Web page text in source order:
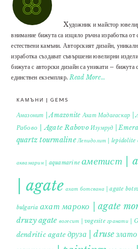
Xудожник и майстор
внимание бижута са изцяло ръчна изработка
естествени камъни. Авторският дизайн,
изработка създават съвършени ювелирни
бижута с авторски дизайн са уникати – бижута
единствен екземпляр.Read More…
КАМЪНИ | GEMS
Амазонит | Amazonite Ахат Мадагаскар
Рабово | Agate Rabovo Изумруд |
quartz tourmaline Лепидолит | lepidolite
аквамарин | aquamarine аметист |
| agate ахат ботсвана | agate
bulgaria ахат мароко | agate
druzy agate вогесит | vogesite гранати |
dendritic agate друза | druse